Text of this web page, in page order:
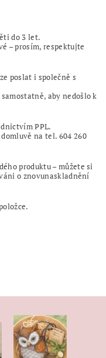
do 3 let.
– prosím, respektujte
poslat i společně s
aby nedošlo k
PPL.
na tel. 604 260
produktu – můžete si
o znovunaskladnění